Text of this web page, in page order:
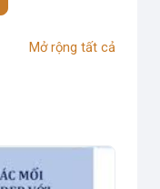
kiếm khoá học
Mở rộng tất cả
triển mối quan hệ với